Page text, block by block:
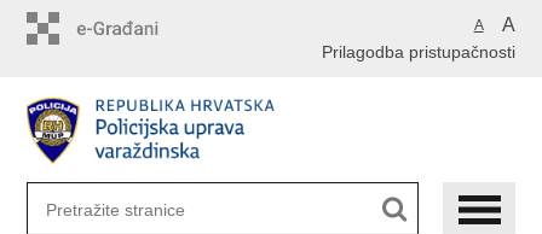
A A
Prilagodba pristupačnosti